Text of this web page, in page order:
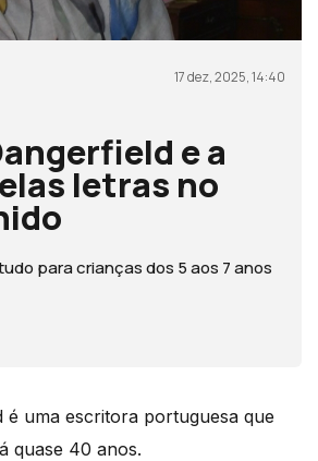
17 dez, 2025, 14:40
e a
letras no
para crianças dos 5 aos 7 anos
é uma escritora portuguesa que
quase 40 anos.